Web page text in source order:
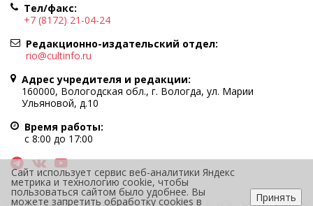
Учредитель КУ ВО «Информационно-аналитический центр
культуры»
Адрес учредителя и редакции: 160000, Вологодская обл., г.
Вологда, ул. Марии Ульяновой, д.10
Главный редактор — Легчанова Елена Григорьевна
Политика в отношении обработки персональных данных
При полном или частичном использовании информации
портала гиперссылка на cultinfo.ru обязательна.
Редакция не несет ответственности за достоверность
информации, содержащейся в рекламных объявлениях.
12+
Тел/факс:
+7 (8172) 21-04-24
Редакционно-издательский отдел:
rio@cultinfo.ru
Адрес учредителя и редакции:
160000, Вологодская обл., г. Вологда, ул. Марии
Ульяновой, д.10
Время работы:
с 8:00 до 17:00
Сайт использует сервис веб-аналитики Яндекс
метрика и технологию cookie, чтобы
пользоваться сайтом было удобнее. Вы
можете запретить обработку cookies в Принять